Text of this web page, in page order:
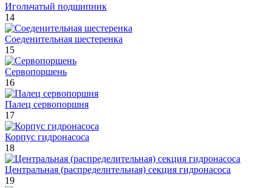
Игольчатый подшипник
14
Соеденительная шестеренка
15
Сервопоршень
16
Палец сервопоршня
17
Корпус гидронасоса
18
Центральная (распределительная) секция гидронасоса
19